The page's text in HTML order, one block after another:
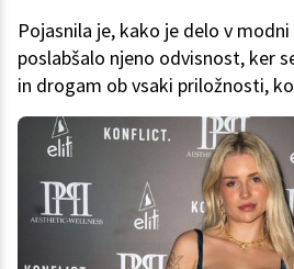
Pojasnila je, kako je delo v
poslabšalo njeno odvisnost, ker
in drogam ob vsaki priložnosti,